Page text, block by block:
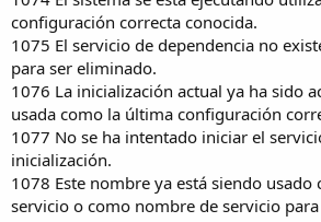
configuración correcta conocida.
1075 El servicio de dependencia no
para ser eliminado.
1076 La inicialización actual ya ha sido
usada como la última configuración
1077 No se ha intentado iniciar el
inicialización.
1078 Este nombre ya está siendo
servicio o como nombre de servicio